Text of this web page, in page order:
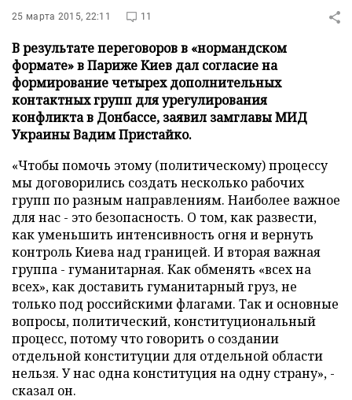
25 марта 2015, 22:11 11
В результате переговоров в «нормандском
формате» в Париже Киев дал согласие на
формирование четырех дополнительных
контактных групп для урегулирования
конфликта в Донбассе, заявил замглавы МИД
Украины Вадим Пристайко.
«Чтобы помочь этому (политическому) процессу
мы договорились создать несколько рабочих
групп по разным направлениям. Наиболее важное
для нас - это безопасность. О том, как развести,
как уменьшить интенсивность огня и вернуть
контроль Киева над границей. И вторая важная
группа - гуманитарная. Как обменять «всех на
всех», как доставить гуманитарный груз, не
только под российскими флагами. Так и основные
вопросы, политический, конституциональный
процесс, потому что говорить о создании
отдельной конституции для отдельной области
нельзя. У нас одна конституция на одну страну», -
сказал он.